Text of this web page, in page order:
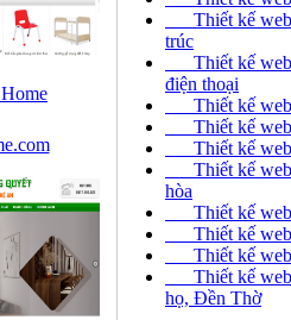
Thiết kế web
trúc
Thiết kế
điện thoại
Thiết kế
Thiết kế web
Thiết kế web
Thiết kế web
hòa
Thiết kế web
Thiết kế
Thiết kế
Thiết kế
họ, Đền Thờ